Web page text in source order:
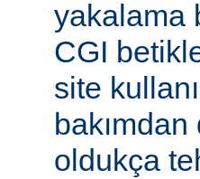
yakalama
CGI
site
oldukça